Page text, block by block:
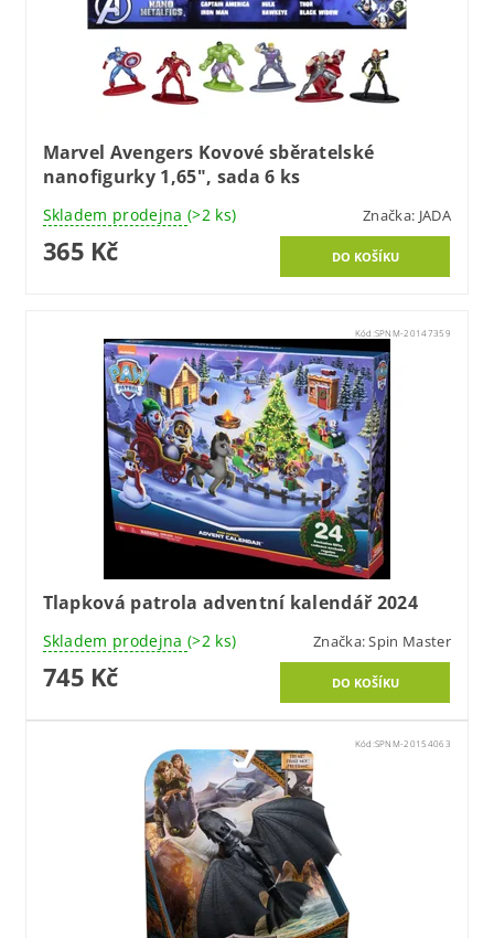
Marvel Avengers Kovové sběratelské
nanofigurky 1,65", sada 6 ks
Skladem prodejna (>2 ks) Značka: JADA
365 Kč
Kód: SPNM-20147359
Tlapková patrola adventní kalendář 2024
Skladem prodejna (>2 ks) Značka:Spin Master
745 Kč
Kód: SPNM-20154063